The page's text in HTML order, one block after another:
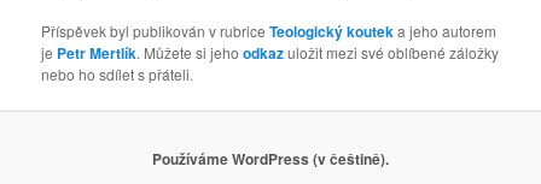
Příspěvek byl publikován v rubriceTeologický kouteka jeho autorem
je Petr Mertlík. Můžete si jehoodkazuložit mezi své oblíbené záložky
nebo ho sdílet s přáteli.
Používáme WordPress (v češtině).